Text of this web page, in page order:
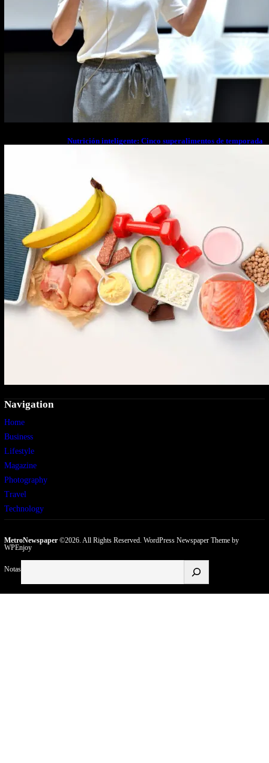
Nutrición inteligente: Cinco superalimentos de temporada
Navigation
Home
Business
Lifestyle
Magazine
Photography
Travel
Technology
MetroNewspaper©2026. All Rights Reserved. WordPress Newspaper Themeby
WPEnjoy
Notas